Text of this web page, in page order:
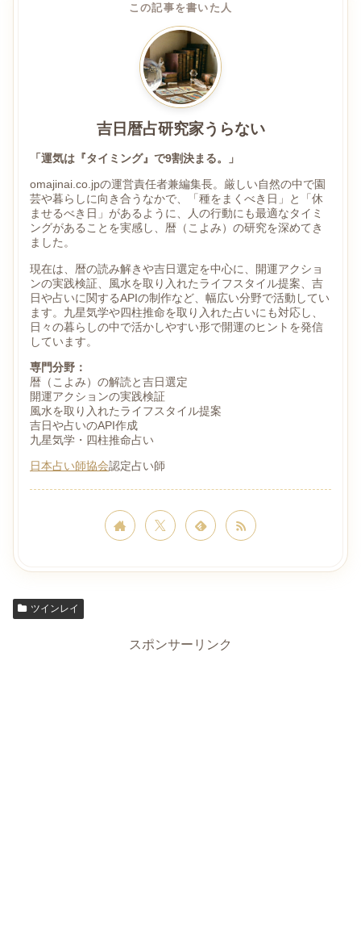
この記事を書いた人
吉日暦占研究家うらない
「運気は『タイミング』で9割決まる。」
omajinai.co.jpの運営責任者兼編集長。厳しい自然の中で園
芸や暮らしに向き合うなかで、「種をまくべき日」と「休
ませるべき日」があるように、人の行動にも最適なタイミ
ングがあることを実感し、暦（こよみ）の研究を深めてき
ました。
現在は、暦の読み解きや吉日選定を中心に、開運アクショ
ンの実践検証、風水を取り入れたライフスタイル提案、吉
日や占いに関するAPIの制作など、幅広い分野で活動してい
ます。九星気学や四柱推命を取り入れた占いにも対応し、
日々の暮らしの中で活かしやすい形で開運のヒントを発信
しています。
専門分野：
暦（こよみ）の解読と吉日選定
開運アクションの実践検証
風水を取り入れたライフスタイル提案
吉日や占いのAPI作成
九星気学・四柱推命占い
日本占い師協会認定占い師
ツインレイ
スポンサーリンク